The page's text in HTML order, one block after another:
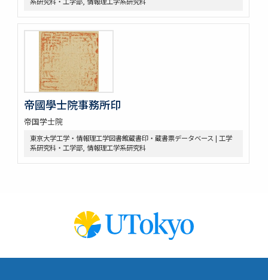
帝國學士院事務所印
帝国学士院
東京大学工学・情報理工学図書館蔵書印・蔵書票データベース | 工学
系研究科・工学部, 情報理工学系研究科